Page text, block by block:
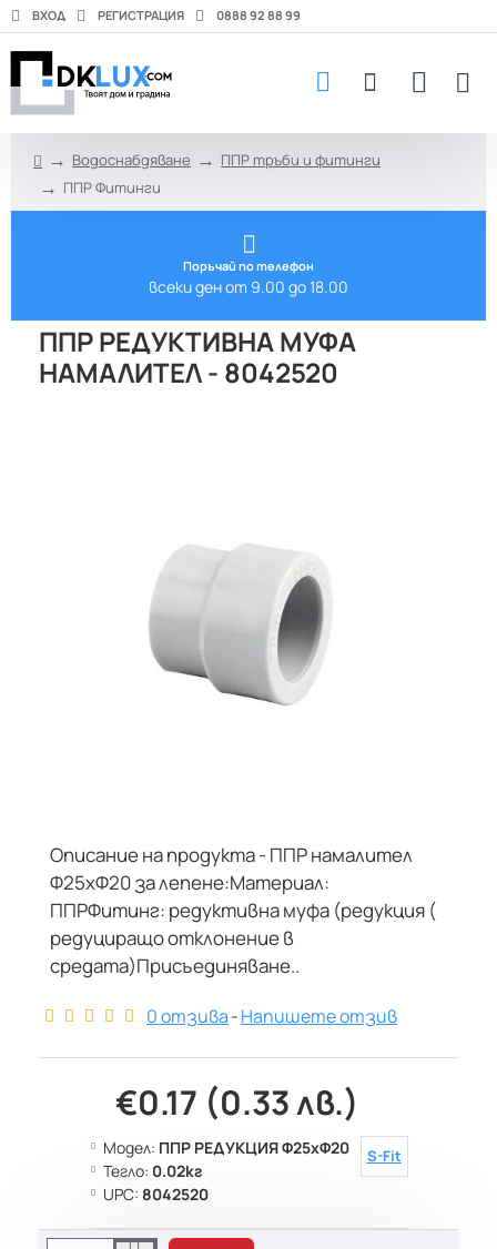
ВХОД РЕГИСТРАЦИЯ 0888 92 88 99
Водоснабдяване
ППР тръби и фитинги
ППР Фитинги
Поръчай по телефон
всеки ден от 9.00 до 18.00
ППР РЕДУКТИВНА МУФА
НАМАЛИТЕЛ - 8042520
Описание на продукта - ППР намалител
Ф25хФ20 за лепене:Материал:
ППРФитинг: редуктивна муфа (редукция (
редуциращо отклонение в
средата)Присъединяване..
0 отзива-Напишете отзив
€0.17 (0.33 лв.)
Модел: ППР РЕДУКЦИЯ Ф25хФ20
Тегло: 0.02кг
UPC: 8042520
S-Fit